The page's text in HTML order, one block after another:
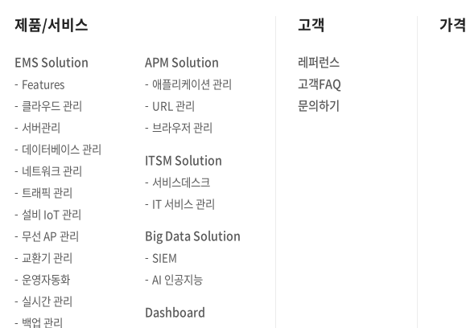
차트인 TIOBE 인덱스에 따르면,
Python, C의 뒤를 잇는 3위입니다.
Java 역시 Java 9부터는 십 수년간
고수하던 백워드 컴패티빌리티 정책을
포기하고 여러가지 반짝거리는 장점을
받아들이면서 버전업을 계속해, 올해
9월에는 Java 19가 나올 예정입니다.
그러나 아직도 우리나라 ‘엔터프라이즈
IT’에서 가장 많이 쓰이는 버전, 그리고
작년까지는 세계에서 가장 많이 쓰이는
버전은 Java 8이었습니다. 이렇게 많은
Java 어플리케이션의 성능을
모니터링하고 관리할 수 있는 솔루션을
통상적으로 APM(Application
제품/서비스
EMS Solution
Features
클라우드 관리
서버관리
데이터베이스 관리
네트워크 관리
트래픽 관리
설비 IoT 관리
무선 AP 관리
교환기 관리
운영자동화
실시간 관리
백업 관리
APM Solution
애플리케이션 관리
URL 관리
브라우저 관리
ITSM Solution
서비스데스크
IT 서비스 관리
Big Data Solution
SIEM
AI 인공지능
Dashboard
고객
레퍼런스
고객FAQ
문의하기
가격